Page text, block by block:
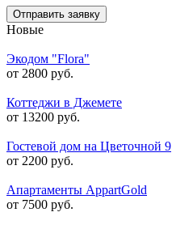
Отправить заявку
Новые
Экодом "Flora"
от 2800 руб.
Коттеджи в Джемете
от 13200 руб.
Гостевой дом на Цветочной 9
от 2200 руб.
Апартаменты AppartGold
от 7500 руб.